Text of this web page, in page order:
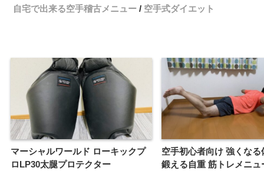
自宅で出来る空手稽古メニュー
空手式ダイエット
マーシャルワールド ローキックプ
ロLP30太腿プロテクター
空手初心者向け 強くなる
鍛える自重 筋トレメニュ